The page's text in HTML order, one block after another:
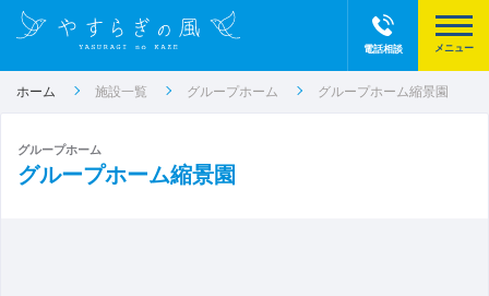
電話相談
ホーム 施設一覧 グループホーム グループホーム縮景園
グループホーム
グループホーム縮景園